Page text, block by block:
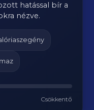
hatással bír a
nézve.
Csökkentő